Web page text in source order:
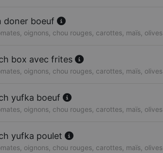
doner boeuf
oignons, chou rouges, carottes, maïs, olives
box avec frites
oignons, chou rouges, carottes, maïs, olives
yufka boeuf
oignons, chou rouges, carottes, maïs, olives
yufka poulet
oignons, chou rouges, carottes, maïs, olives